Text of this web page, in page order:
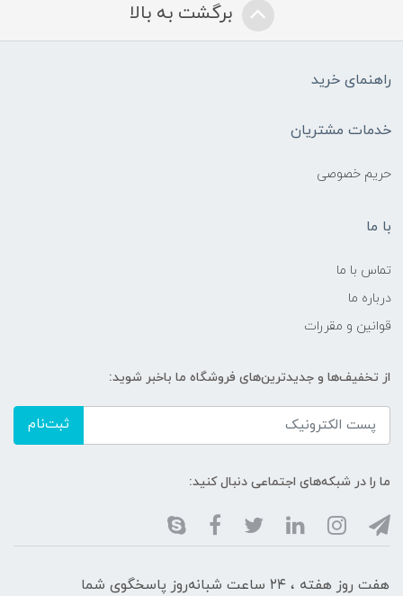
برگشت به بالا
راهنمای خرید
خدمات مشتریان
حریم خصوصی
با ما
تماس با ما
درباره ما
قوانین و مقررات
از تخفیف‌ها و جدیدترین‌های فروشگاه ما باخبر شوید:
ثبت‌نام
ما را در شبکه‌های اجتماعی دنبال کنید:
هفت روز هفته ، ۲۴ ساعت شبانه‌روز پاسخگوی شما